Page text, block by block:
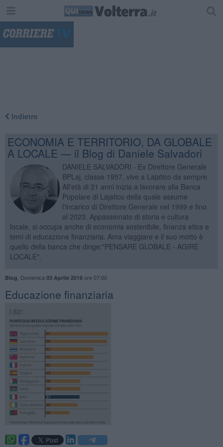
Indietro
ECONOMIA E TERRITORIO, DA GLOBALE
A LOCALE — il Blog di Daniele Salvadori
DANIELE SALVADORI - Ex Direttore Generale
BPLaj, classe 1957, vive a Lajatico da sempre.
All'età di 21 anni inizia a lavorare alla Banca
Popolare di Lajatico della quale assume
l'incarico di Direttore Generale nel 1999 e fino
al 2023. Appassionato di storia e cultura
locale, si occupa anche di economia sostenibile, finanza etica e
temi di educazione finanziaria. Ama viaggiare e il suo motto è
quello della banca che dirige:"PENSARE GLOBALE - AGIRE
LOCALE".
Blog Domenica 03 Aprile 2016ore 07:00
Educazione finanziaria